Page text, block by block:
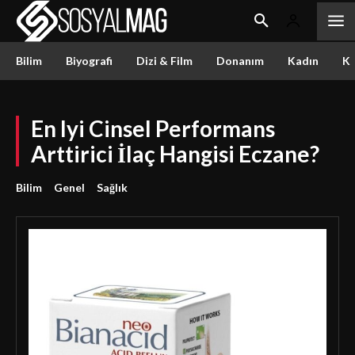
Bilim Biyografi Dizi & Film Donanım Kadın
En Iyi Cinsel Performans
Arttirici İlaç Hangisi Eczane?
Bilim Genel Sağlık